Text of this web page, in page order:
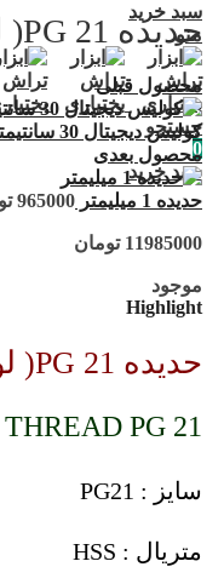
سبد خرید
منو
جستجو
0
سبد خرید
حدیده PG 21( لوله برق )
محصول قبلی
کولیس دیجیتال 30 سانتیمتر
محصول بعدی
حدیده 1 میلیمتر 965000
11985000 تومان
موجود
Highlight
حدیده PG 21( لوله برق )
PG 21
سایز : PG21
متریال : HSS